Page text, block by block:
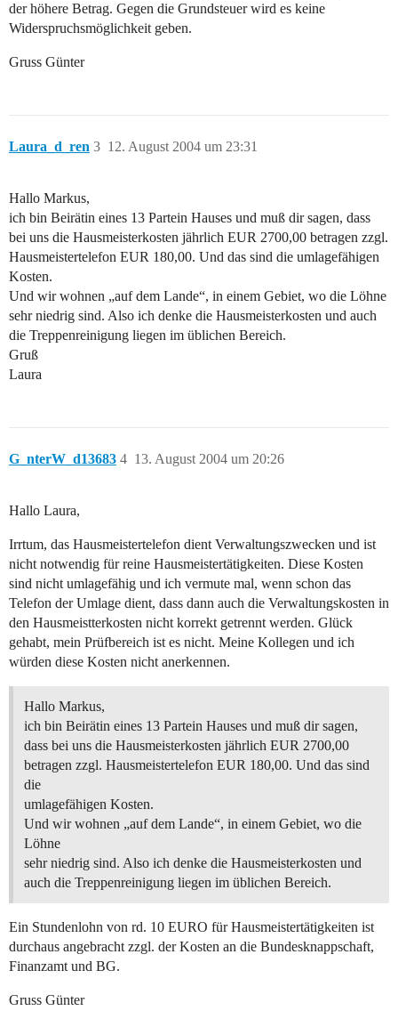
der höhere Betrag. Gegen die Grundsteuer wird es keine
Widerspruchsmöglichkeit geben.
Gruss Günter
Laura_d_ren 12. August 2004 um 23:31
3
Hallo Markus,
ich bin Beirätin eines 13 Partein Hauses und muß dir sagen, dass
bei uns die Hausmeisterkosten jährlich EUR 2700,00 betragen zzgl.
Hausmeistertelefon EUR 180,00. Und das sind die umlagefähigen
Kosten.
Und wir wohnen „auf dem Lande“, in einem Gebiet, wo die Löhne
sehr niedrig sind. Also ich denke die Hausmeisterkosten und auch
die Treppenreinigung liegen im üblichen Bereich.
Gruß
Laura
G_nterW_d13683 13. August 2004 um 20:26
4
Hallo Laura,
Irrtum, das Hausmeistertelefon dient Verwaltungszwecken und ist
nicht notwendig für reine Hausmeistertätigkeiten. Diese Kosten
sind nicht umlagefähig und ich vermute mal, wenn schon das
Telefon der Umlage dient, dass dann auch die Verwaltungskosten in
den Hausmeistterkosten nicht korrekt getrennt werden. Glück
gehabt, mein Prüfbereich ist es nicht. Meine Kollegen und ich
würden diese Kosten nicht anerkennen.
Hallo Markus,
ich bin Beirätin eines 13 Partein Hauses und muß dir sagen,
dass bei uns die Hausmeisterkosten jährlich EUR 2700,00
betragen zzgl. Hausmeistertelefon EUR 180,00. Und das sind
die
umlagefähigen Kosten.
Und wir wohnen „auf dem Lande“, in einem Gebiet, wo die
Löhne
sehr niedrig sind. Also ich denke die Hausmeisterkosten und
auch die Treppenreinigung liegen im üblichen Bereich.
Ein Stundenlohn von rd. 10 EURO für Hausmeistertätigkeiten ist
durchaus angebracht zzgl. der Kosten an die Bundesknappschaft,
Finanzamt und BG.
Gruss Günter